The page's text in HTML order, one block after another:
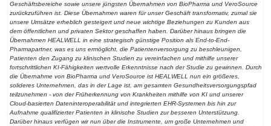
Geschäftsbereiche sowie unsere jüngsten Übernahmen von BioPharma und VeroSource
zurückzuführen ist. Diese Übernahmen waren für unser Geschäft transformativ, zumal sie
unsere Umsätze erheblich gesteigert und neue wichtige Beziehungen zu Kunden aus
dem öffentlichen und privaten Sektor geschaffen haben. Darüber hinaus bringen die
Übernahmen HEALWELL in eine strategisch günstige Position als End-to-End-
Pharmapartner, was es uns ermöglicht, die Patientenversorgung zu beschleunigen,
Patienten den Zugang zu klinischen Studien zu vereinfachen und mithilfe unserer
fortschrittlichen KI-Fähigkeiten wertvolle Erkenntnisse nach der Studie zu gewinnen. Durch
die Übernahme von BioPharma und VeroSource ist HEALWELL nun ein größeres,
solideres Unternehmen, das in der Lage ist, am gesamten Gesundheitsversorgungspfad
teilzunehmen - von der Früherkennung von Krankheiten mithilfe von KI und unserer
Cloud-basierten Dateninteroperabilität und integrierten EHR-Systemen bis hin zur
Aufnahme qualifizierter Patienten in klinische Studien zur besseren Unterstützung.
Darüber hinaus verfügen wir nun über die Instrumente, um große Unternehmen und